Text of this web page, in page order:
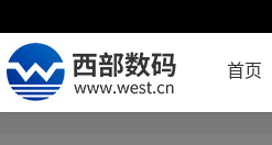
首页